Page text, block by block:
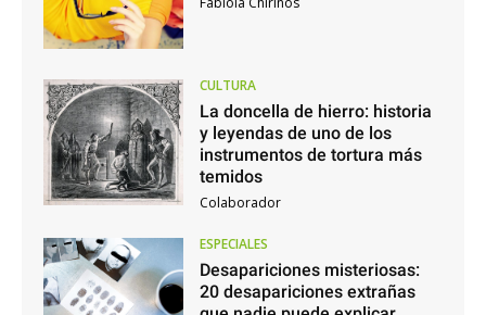
CULTURA
La doncella de hierro: historia
y leyendas de uno de los
instrumentos de tortura más
temidos
Colaborador
ESPECIALES
Desapariciones misteriosas:
20 desapariciones extrañas